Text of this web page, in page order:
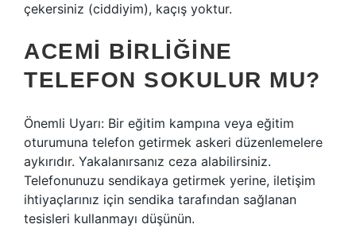
çekersiniz (ciddiyim), kaçış yoktur.
ACEMI BIRLIĞINE
TELEFON SOKULUR MU?
Önemli Uyarı: Bir eğitim kampına veya eğitim
oturumuna telefon getirmek askeri düzenlemelere
aykırıdır. Yakalanırsanız ceza alabilirsiniz.
Telefonunuzu sendikaya getirmek yerine, iletişim
ihtiyaçlarınız için sendika tarafından sağlanan
tesisleri kullanmayı düşünün.